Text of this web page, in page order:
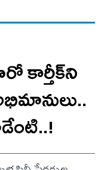
కార్తీక్‌ని